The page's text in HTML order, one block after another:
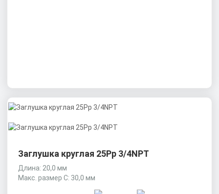
Заглушка круглая 25Рр 3/4NPT
Длина: 20,0 мм
Макс. размер C: 30,0 мм